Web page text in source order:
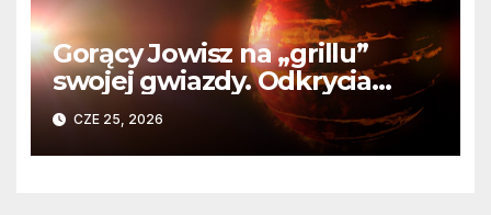
Gorący Jowisz na „grillu”
swojej gwiazdy. Odkrycia
Teleskopu Webba o HD
80606 b
CZE 25, 2026